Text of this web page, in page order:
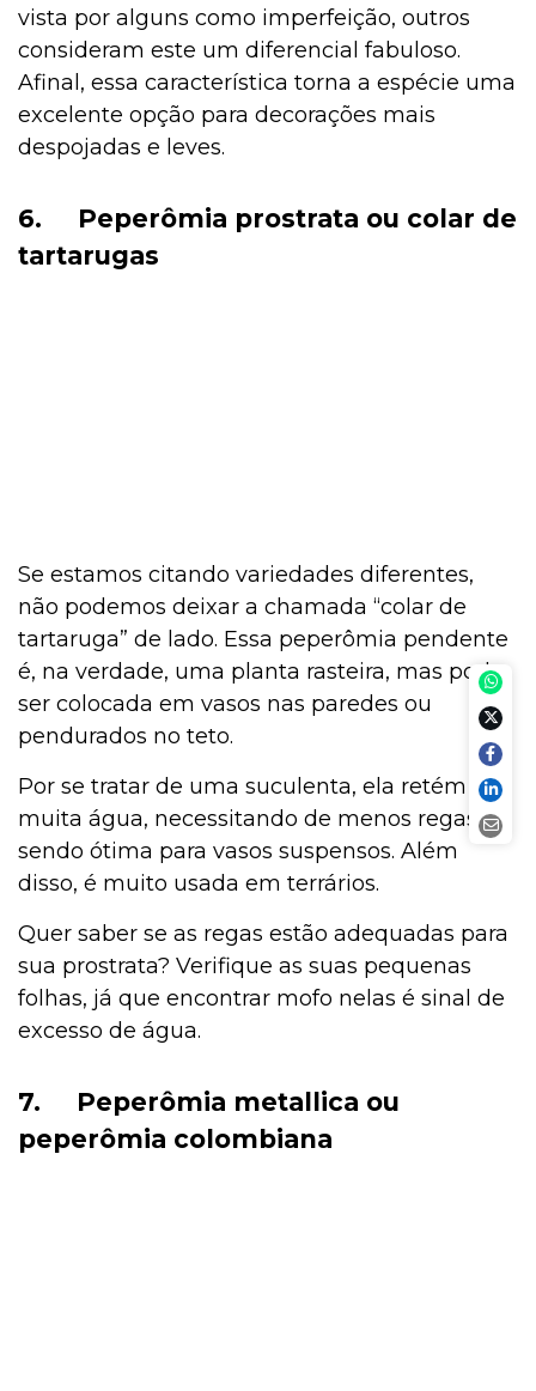
vista por alguns como imperfeição, outros
consideram este um diferencial fabuloso.
Afinal, essa característica torna a espécie uma
excelente opção para decorações mais
despojadas e leves.
6.
Peperômia prostrata ou colar de
tartarugas
Se estamos citando variedades diferentes,
não podemos deixar a chamada “colar de
tartaruga” de lado. Essa peperômia pendente
é, na verdade, uma planta rasteira, mas pode
ser colocada em vasos nas paredes ou
pendurados no teto.
Por se tratar de uma suculenta, ela retém
muita água, necessitando de menos regas e
sendo ótima para vasos suspensos. Além
disso, é muito usada em terrários.
Quer saber se as regas estão adequadas para
sua prostrata? Verifique as suas pequenas
folhas, já que encontrar mofo nelas é sinal de
excesso de água.
7.
Peperômia metallica ou
peperômia colombiana